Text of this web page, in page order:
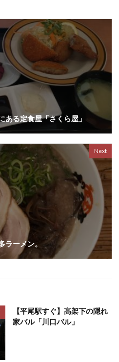
ある定食屋「さくら屋」
Next
ラーメン。
【平尾駅すぐ】高架下の隠れ
家バル「川口バル」